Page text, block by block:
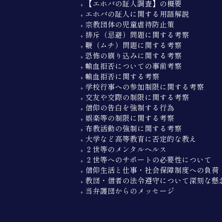
【エホバの証人調査】の概要
エホバの証人に関する用語解説
宗教団体の児童虐待防止策
排斥（忌避）問題に関する考察
鞭（ムチ）問題に関する考察
恐怖の刷り込みに関する考察
輸血拒否についての事前考察
輸血拒否に関する考察
学校行事への参加制限に関する考察
交友や交際の制限に関する考察
信仰の告白を強制する行為
娯楽等の制限に関する考察
布教活動の強制に関する考察
大学など高等教育に否定的な教え
２世等のメンタルヘルス
２世等へのサポートの必要性について
信仰生活と仕事・社会保障制度への負荷
教団・信者の法令遵守について深刻な懸
当弁護団からのメッセージ